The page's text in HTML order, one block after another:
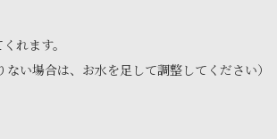
れます。
い場合は、お水を足して調整してください）